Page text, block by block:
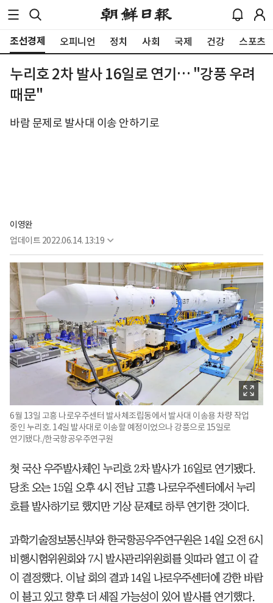
조선경제 오피니언 정치 사회 국제 건강 스포츠
누리호 2차 발사 16일로 연기… "강풍 우려
때문"
바람 문제로 발사대 이송 안하기로
이영완
업데이트 2022.06.14. 13:19
6월 13일 고흥 나로우주센터 발사체조립동에서 발사대 이송용 차량 작업
중인 누리호. 14일 발사대로 이송할 예정이었으나 강풍으로 15일로
연기됐다./한국항공우주연구원
첫 국산 우주발사체인 누리호 2차 발사가 16일로 연기됐다.
당초 오는 15일 오후 4시 전남 고흥 나로우주센터에서 누리
호를 발사하기로 했지만 기상 문제로 하루 연기한 것이다.
과학기술정보통신부와 한국항공우주연구원은 14일 오전 6시
비행시험위원회와 7시 발사관리위원회를 잇따라 열고 이 같
이 결정했다. 이날 회의 결과 14일 나로우주센터에 강한 바람
이 불고 있고 향후 더 세질 가능성이 있어 발사를 연기했다.